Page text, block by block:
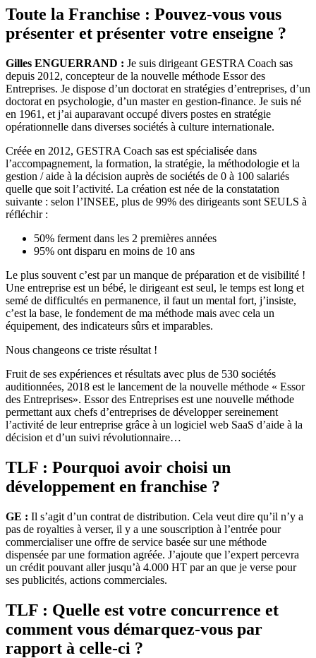
Toute la Franchise : Pouvez-vous vous
présenter et présenter votre enseigne ?
Gilles ENGUERRAND : Je suis dirigeant GESTRA Coach sas
depuis 2012, concepteur de la nouvelle méthode Essor des
Entreprises. Je dispose d’un doctorat en stratégies d’entreprises, d’un
doctorat en psychologie, d’un master en gestion-finance. Je suis né
en 1961, et j’ai auparavant occupé divers postes en stratégie
opérationnelle dans diverses sociétés à culture internationale.
Créée en 2012, GESTRA Coach sas est spécialisée dans
l’accompagnement, la formation, la stratégie, la méthodologie et la
gestion / aide à la décision auprès de sociétés de 0 à 100 salariés
quelle que soit l’activité. La création est née de la constatation
suivante : selon l’INSEE, plus de 99% des dirigeants sont SEULS à
réfléchir :
50% ferment dans les 2 premières années
95% ont disparu en moins de 10 ans
Le plus souvent c’est par un manque de préparation et de visibilité !
Une entreprise est un bébé, le dirigeant est seul, le temps est long et
semé de difficultés en permanence, il faut un mental fort, j’insiste,
c’est la base, le fondement de ma méthode mais avec cela un
équipement, des indicateurs sûrs et imparables.
Nous changeons ce triste résultat !
Fruit de ses expériences et résultats avec plus de 530 sociétés
auditionnées, 2018 est le lancement de la nouvelle méthode « Essor
des Entreprises». Essor des Entreprises est une nouvelle méthode
permettant aux chefs d’entreprises de développer sereinement
l’activité de leur entreprise grâce à un logiciel web SaaS d’aide à la
décision et d’un suivi révolutionnaire…
TLF : Pourquoi avoir choisi un
développement en franchise ?
GE : Il s’agit d’un contrat de distribution. Cela veut dire qu’il n’y a
pas de royalties à verser, il y a une souscription à l’entrée pour
commercialiser une offre de service basée sur une méthode
dispensée par une formation agréée. J’ajoute que l’expert percevra
un crédit pouvant aller jusqu’à 4.000 HT par an que je verse pour
ses publicités, actions commerciales.
TLF : Quelle est votre concurrence et
comment vous démarquez-vous par
rapport à celle-ci ?